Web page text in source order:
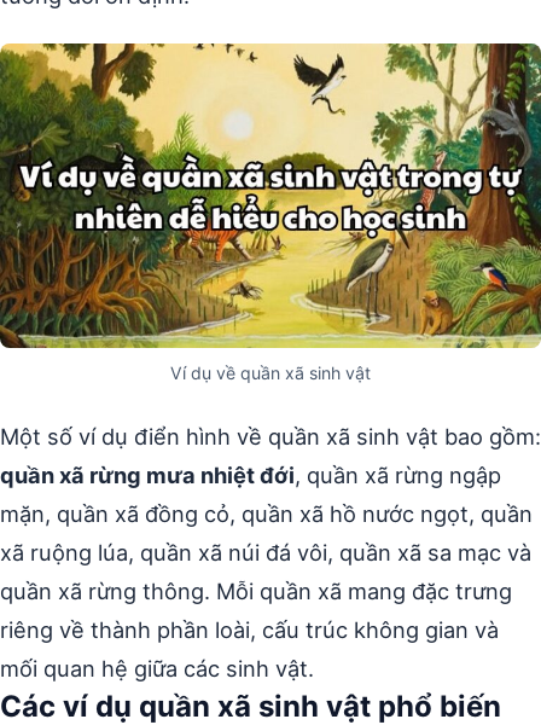
Ví dụ về quần xã sinh vật
Một số ví dụ điển hình về quần xã sinh vật bao gồm:
quần xã rừng mưa nhiệt đới, quần xã rừng ngập
mặn, quần xã đồng cỏ, quần xã hồ nước ngọt, quần
xã ruộng lúa, quần xã núi đá vôi, quần xã sa mạc và
quần xã rừng thông. Mỗi quần xã mang đặc trưng
riêng về thành phần loài, cấu trúc không gian và
mối quan hệ giữa các sinh vật.
Các ví dụ quần xã sinh vật phổ biến